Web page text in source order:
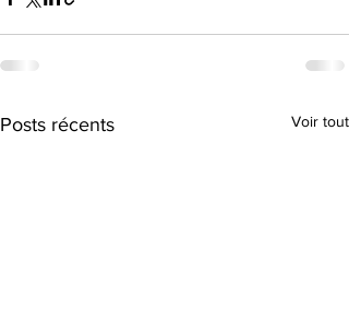
Posts récents Voir tout